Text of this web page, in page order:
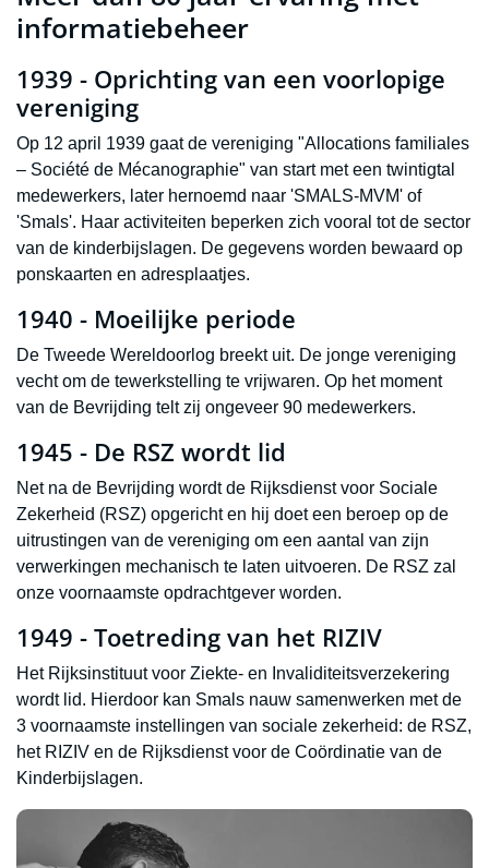
informatiebeheer
1939 - Oprichting van een voorlopige
vereniging
Op 12 april 1939 gaat de vereniging "Allocations familiales
– Société de Mécanographie" van start met een twintigtal
medewerkers, later hernoemd naar 'SMALS-MVM' of
'Smals'. Haar activiteiten beperken zich vooral tot de sector
van de kinderbijslagen. De gegevens worden bewaard op
ponskaarten en adresplaatjes.
1940 - Moeilijke periode
De Tweede Wereldoorlog breekt uit. De jonge vereniging
vecht om de tewerkstelling te vrijwaren. Op het moment
van de Bevrijding telt zij ongeveer 90 medewerkers.
1945 - De RSZ wordt lid
Net na de Bevrijding wordt de Rijksdienst voor Sociale
Zekerheid (RSZ) opgericht en hij doet een beroep op de
uitrustingen van de vereniging om een aantal van zijn
verwerkingen mechanisch te laten uitvoeren. De RSZ zal
onze voornaamste opdrachtgever worden.
1949 - Toetreding van het RIZIV
Het Rijksinstituut voor Ziekte- en Invaliditeitsverzekering
wordt lid. Hierdoor kan Smals nauw samenwerken met de
3 voornaamste instellingen van sociale zekerheid: de RSZ,
het RIZIV en de Rijksdienst voor de Coördinatie van de
Kinderbijslagen.